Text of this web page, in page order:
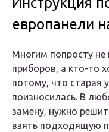
европанели
Многим попросту не
приборов, а кто-то
потому, что старая
поизносилась. В
замену, нужно
взять подходящую